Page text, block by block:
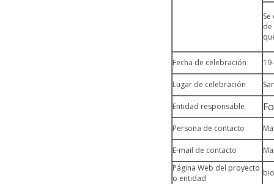
de
Fecha de celebración
Lugar de celebración
Entidad responsable
Persona de contacto
E-mail de contacto
Página Web del proyecto
o entidad